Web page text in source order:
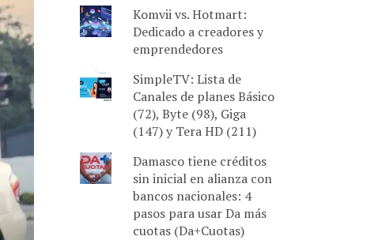
Komvii vs. Hotmart:
Dedicado a creadores y
emprendedores
SimpleTV: Lista de
Canales de planes Básico
(72), Byte (98), Giga
(147) y Tera HD (211)
Damasco tiene créditos
sin inicial en alianza con
bancos nacionales: 4
pasos para usar Da más
cuotas (Da+Cuotas)